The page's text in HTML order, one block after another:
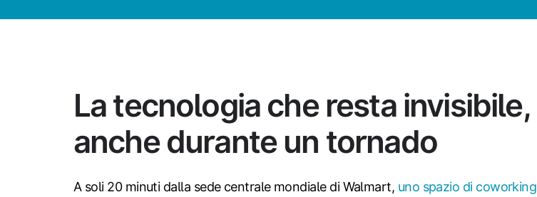
La tecnologia che resta invisibile,
anche durante un tornado
A soli 20 minuti dalla sede centrale mondiale di Walmart, uno spazio di coworking